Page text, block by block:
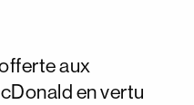
aux
en vertu